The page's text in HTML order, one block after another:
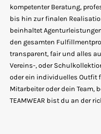
kompetenter Beratung,
bis hin zur finalen
beinhaltet
den gesamten
transparent, fair und alles
Vereins-, oder
oder ein individuelles Outfit
Mitarbeiter oder dein Team,
TEAMWEAR bist du an der